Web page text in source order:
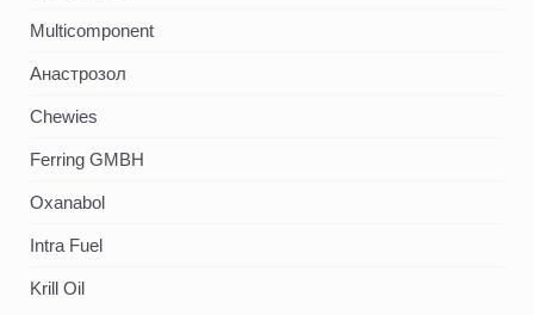
Multicomponent
Анастрозол
Chewies
Ferring GMBH
Oxanabol
Intra Fuel
Krill Oil